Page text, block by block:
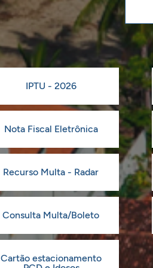
IPTU - 2026
Nota Fiscal Eletrônica
Recurso Multa - Radar
Consulta Multa/Boleto
Cartão estacionamento